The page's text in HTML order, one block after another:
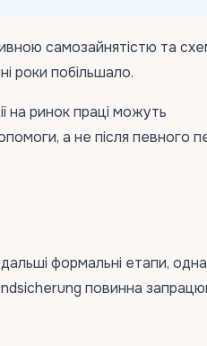
самозайнятістю та
роки побільшало.
на ринок праці можуть
а не після певного
формальні етапи,
повинна